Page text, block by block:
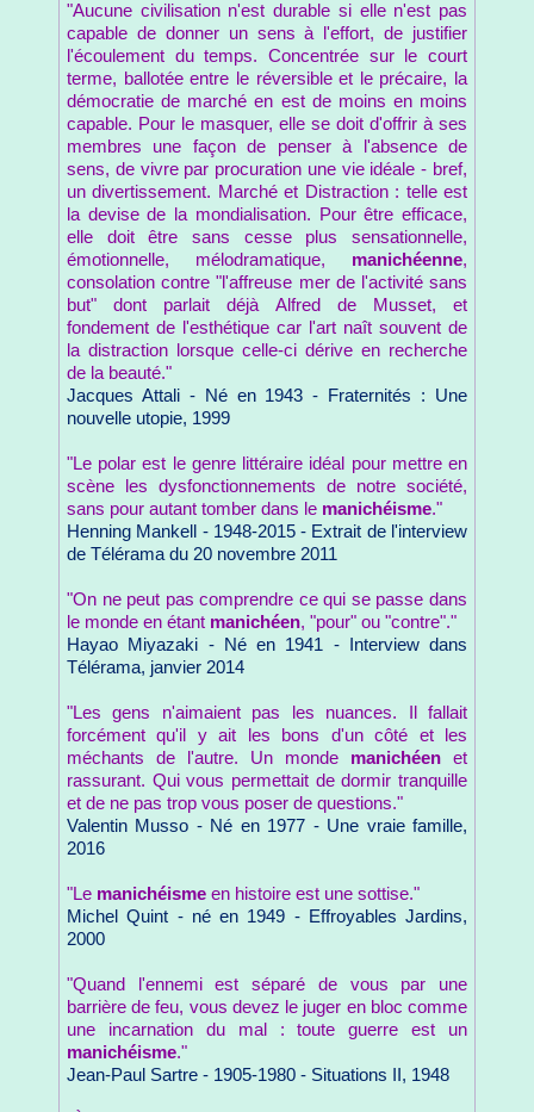
"Aucune civilisation n'est durable si elle n'est pas
capable de donner un sens à l'effort, de justifier
l'écoulement du temps. Concentrée sur le court
terme, ballotée entre le réversible et le précaire, la
démocratie de marché en est de moins en moins
capable. Pour le masquer, elle se doit d'offrir à ses
membres une façon de penser à l'absence de
sens, de vivre par procuration une vie idéale - bref,
un divertissement. Marché et Distraction : telle est
la devise de la mondialisation. Pour être efficace,
elle doit être sans cesse plus sensationnelle,
émotionnelle, mélodramatique, manichéenne,
consolation contre "l'affreuse mer de l'activité sans
but" dont parlait déjà Alfred de Musset, et
fondement de l'esthétique car l'art naît souvent de
la distraction lorsque celle-ci dérive en recherche
de la beauté."
Jacques Attali - Né en 1943 - Fraternités : Une
nouvelle utopie, 1999
"Le polar est le genre littéraire idéal pour mettre en
scène les dysfonctionnements de notre société,
sans pour autant tomber dans le manichéisme."
Henning Mankell - 1948-2015 - Extrait de l'interview
de Télérama du 20 novembre 2011
"On ne peut pas comprendre ce qui se passe dans
le monde en étant manichéen, "pour" ou "contre"."
Hayao Miyazaki - Né en 1941 - Interview dans
Télérama, janvier 2014
"Les gens n'aimaient pas les nuances. Il fallait
forcément qu'il y ait les bons d'un côté et les
méchants de l'autre. Un monde manichéen et
rassurant. Qui vous permettait de dormir tranquille
et de ne pas trop vous poser de questions."
Valentin Musso - Né en 1977 - Une vraie famille,
2016
"Le manichéisme en histoire est une sottise."
Michel Quint - né en 1949 - Effroyables Jardins,
2000
"Quand l'ennemi est séparé de vous par une
barrière de feu, vous devez le juger en bloc comme
une incarnation du mal : toute guerre est un
manichéisme."
Jean-Paul Sartre - 1905-1980 - Situations II, 1948